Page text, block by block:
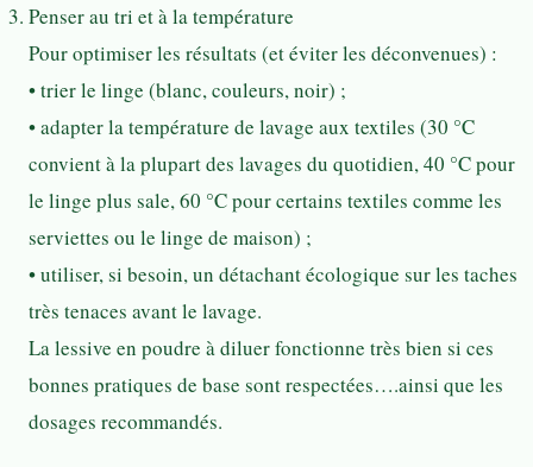
Penser au tri et à la température
Pour optimiser les résultats (et éviter les déconvenues) :
• trier le linge (blanc, couleurs, noir) ;
• adapter la température de lavage aux textiles (30 °C
convient à la plupart des lavages du quotidien, 40 °C pour
le linge plus sale, 60 °C pour certains textiles comme les
serviettes ou le linge de maison) ;
• utiliser, si besoin, un détachant écologique sur les taches
très tenaces avant le lavage.
La lessive en poudre à diluer fonctionne très bien si ces
bonnes pratiques de base sont respectées….ainsi que les
dosages recommandés.